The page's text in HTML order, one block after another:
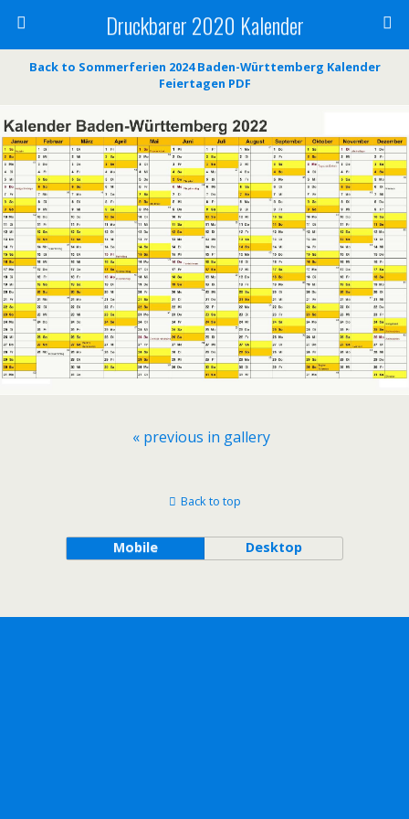
Druckbarer 2020 Kalender
Back to Sommerferien 2024 Baden-Württemberg Kalender
Feiertagen PDF
« previous in gallery
Back to top
Mobile Desktop